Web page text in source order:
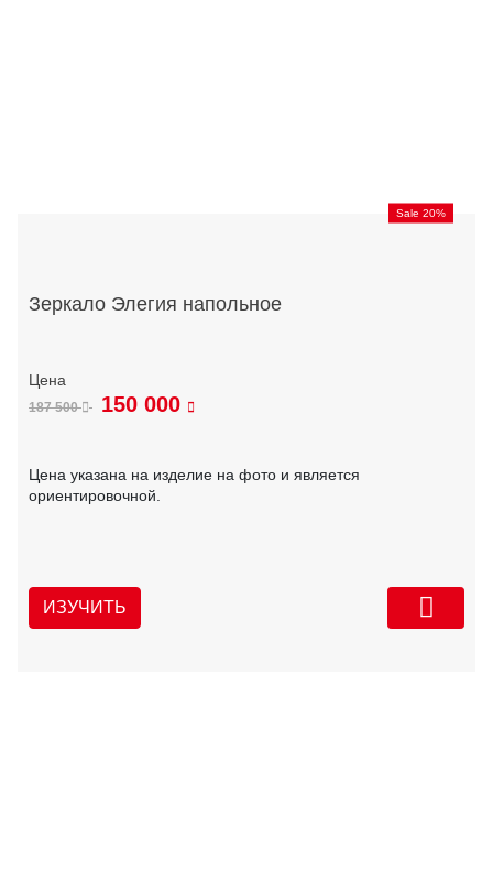
Sale 20%
Зеркало Элегия напольное
187 500 150 000
Цена указана на изделие на фото и является
ориентировочной.
ИЗУЧИТЬ